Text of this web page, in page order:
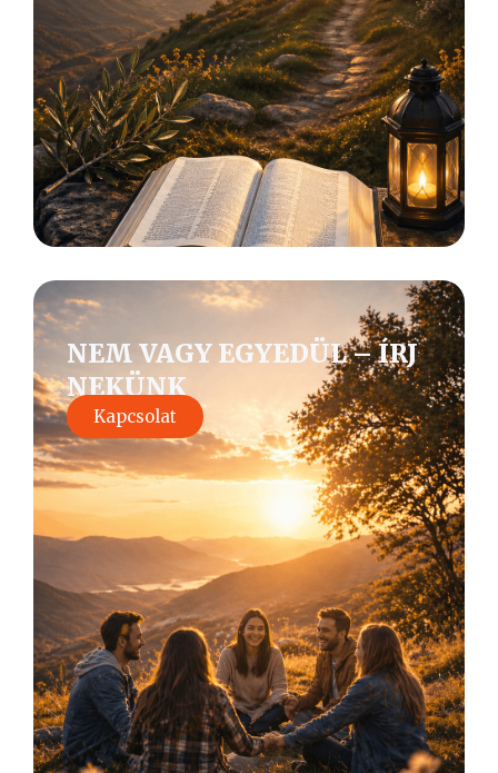
NEM VAGY EGYEDÜL – ÍRJ
NEKÜNK
Kapcsolat